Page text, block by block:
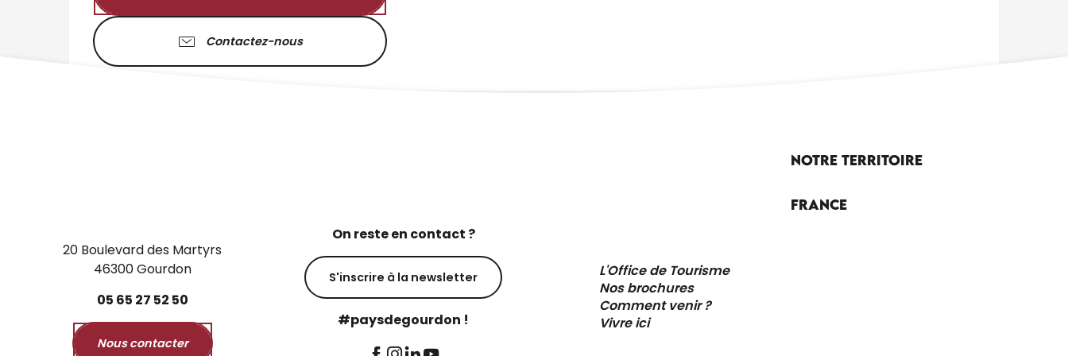
Contactez-nous
20 Boulevard des Martyrs
46300 Gourdon
05 65 27 52 50
Nous contacter
On reste en contact ?
S'inscrire à la newsletter
#paysdegourdon !
L'Office de Tourisme
Nos brochures
Comment venir ?
Vivre ici
Notre territoire
France